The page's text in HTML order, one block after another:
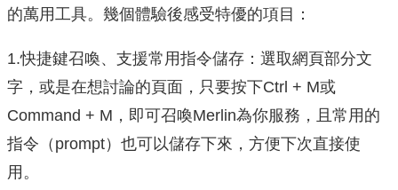
的萬用工具。幾個體驗後感受特優的項目：
1.快捷鍵召喚、支援常用指令儲存：選取網頁部分文
字，或是在想討論的頁面，只要按下Ctrl + M或
Command + M，即可召喚Merlin為你服務，且常用的
指令（prompt）也可以儲存下來，方便下次直接使
用。